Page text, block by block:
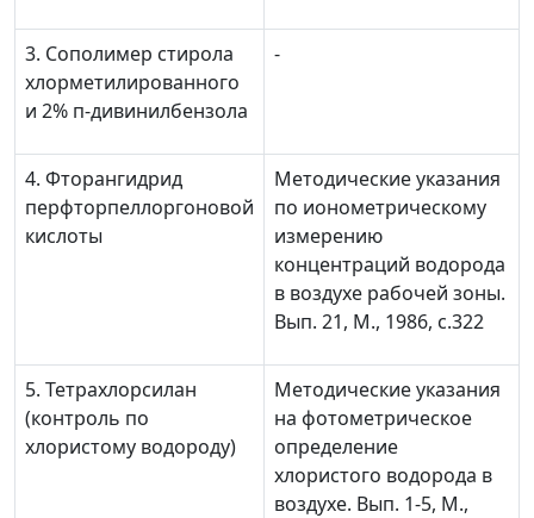
3. Сополимер стирола
хлорметилированного
и 2% п-дивинилбензола
-
4. Фторангидрид
перфторпеллоргоновой
кислоты
Методические указания
по ионометрическому
измерению
концентраций водорода
в воздухе рабочей зоны.
Вып. 21, М., 1986, с.322
5. Тетрахлорсилан
(контроль по
хлористому водороду)
Методические указания
на фотометрическое
определение
хлористого водорода в
воздухе. Вып. 1-5, М.,